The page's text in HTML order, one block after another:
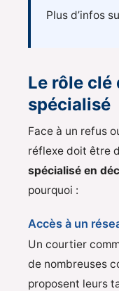
Plus d’infos
Le rôle
spécialisé
Face à un refus
réflexe doit être
spécialisé en
pourquoi :
Accès à un
Un courtier
de nombreuses
proposent leurs